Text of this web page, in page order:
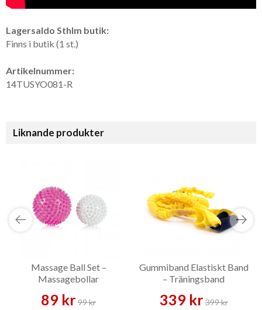
Lagersaldo Sthlm butik:
Finns i butik (1 st.)
Artikelnummer:
14TUSYO081-R
Liknande produkter
Massage Ball Set –
Massagebollar
89 kr99 kr
Gummiband Elastiskt Band
– Träningsband
339 kr399 kr